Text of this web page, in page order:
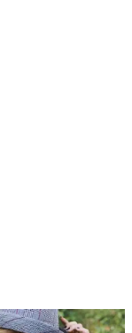
性の中には、抱き
的なリス系女子。
ね。その真っすぐ
癒されて優しい気